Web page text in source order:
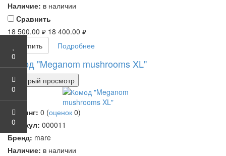
Наличие: в наличии
Cравнить
18 500.00 руб. 18 400.00 руб.
Купить Подробнее
Комод "Meganom mushrooms XL"
Быстрый просмотр
Рейтинг: 0 (оценок 0)
Артикул: 000011
Бренд: mare
Наличие: в наличии
0
0
0